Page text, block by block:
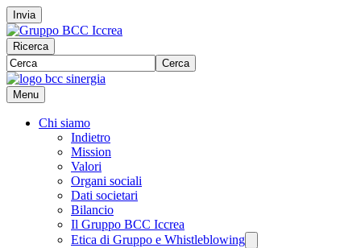
Invia
Ricerca
Cerca
Menu
Chi siamo
Indietro
Mission
Valori
Organi sociali
Dati societari
Bilancio
Il Gruppo BCC Iccrea
Etica di Gruppo e Whistleblowing